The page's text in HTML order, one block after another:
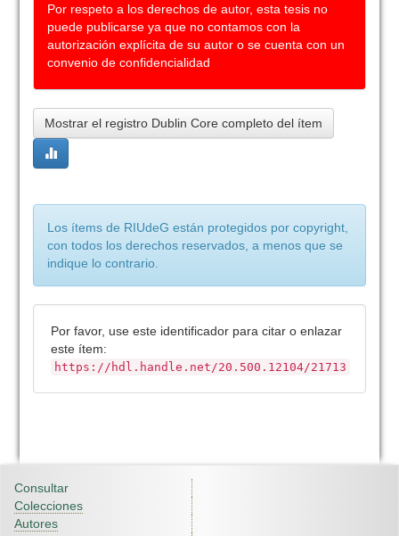
Por respeto a los derechos de autor, esta tesis no
puede publicarse ya que no contamos con la
autorización explícita de su autor o se cuenta con un
convenio de confidencialidad
Mostrar el registro Dublin Core completo del ítem
Los ítems de RIUdeG están protegidos por copyright,
con todos los derechos reservados, a menos que se
indique lo contrario.
Por favor, use este identificador para citar o enlazar
este ítem:
https://hdl.handle.net/20.500.12104/21713
Consultar
Colecciones
Autores